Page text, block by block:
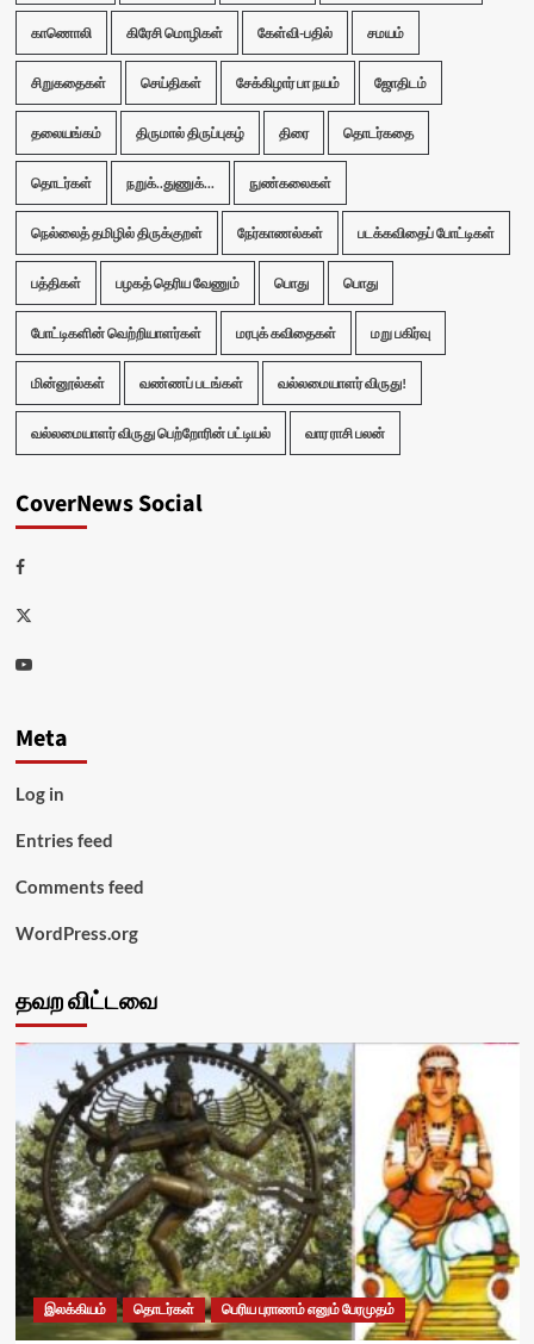
காணொலி கிரேசி மொழிகள் கேள்வி-பதில் சமயம்
சிறுகதைகள் செய்திகள் சேக்கிழார் பா நயம் ஜோதிடம்
தலையங்கம் திருமால் திருப்புகழ் திரை தொடர்கதை
தொடர்கள் நறுக்..துணுக்... நுண்கலைகள்
நெல்லைத் தமிழில் திருக்குறள் நேர்காணல்கள் படக்கவிதைப் போட்டிகள்
பத்திகள் பழகத் தெரிய வேணும் பொது பொது
போட்டிகளின் வெற்றியாளர்கள் மரபுக் கவிதைகள் மறு பகிர்வு
மின்னூல்கள் வண்ணப் படங்கள் வல்லமையாளர் விருது!
வல்லமையாளர் விருது பெற்றோரின் பட்டியல் வார ராசி பலன்
CoverNews Social
Facebook
Twitter
Youtube
Meta
Log in
Entries feed
Comments feed
WordPress.org
தவற விட்டவை
இலக்கியம் தொடர்கள் பெரிய புராணம் எனும் பேரமுதம்